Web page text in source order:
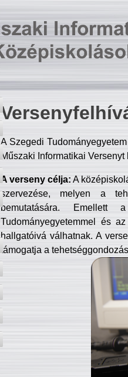
A Szegedi
Műszaki Informatikai
A verseny célja: A
szervezése, melyen a
bemutatására. Emellett
Tudományegyetemmel és
hallgatóivá válhatnak. A
támogatja a